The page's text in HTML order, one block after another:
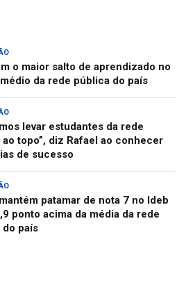
o maior salto de aprendizado no
da rede pública do país
levar estudantes da rede
topo”, diz Rafael ao conhecer
de sucesso
patamar de nota 7 no Ideb
ponto acima da média da rede
país